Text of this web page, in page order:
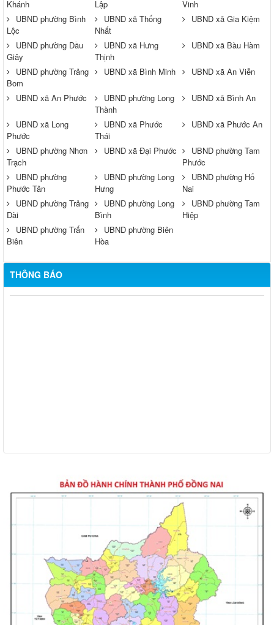
Khánh Lập
Vinh
UBND phường Bình
Lộc
UBND xã Thống
Nhất
UBND xã Gia Kiệm
UBND phường Dầu
Giây
UBND xã Hưng
Thịnh
UBND xã Bàu Hàm
UBND phường Trảng
Bom
UBND xã Bình Minh UBND xã An Viễn
UBND xã An Phước
UBND phường Long
Thành
UBND xã Bình An
UBND xã Long
Phước
UBND xã Phước
Thái
UBND xã Phước An
UBND phường Nhơn
Trạch
UBND xã Đại Phước
UBND phường Tam
Phước
UBND phường
Phước Tân
UBND phường Long
Hưng
UBND phường Hố
Nai
UBND phường Trảng
Dài
UBND phường Long
Bình
UBND phường Tam
Hiệp
UBND phường Trấn
Biên
UBND phường Biên
Hòa
THÔNG BÁO
Thông báo về việc tuyển dụng viên chức năm 2026
phường Hố Nai